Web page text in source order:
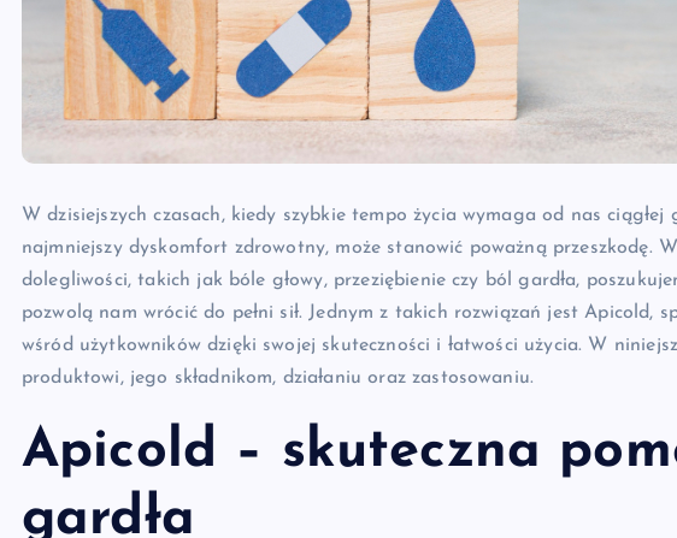
W dzisiejszych czasach, kiedy szybkie tempo życia wymaga od nas ciągłej
najmniejszy dyskomfort zdrowotny, może stanowić poważną przeszkodę.
dolegliwości, takich jak bóle głowy, przeziębienie czy ból gardła,
pozwolą nam wrócić do pełni sił. Jednym z takich rozwiązań jest Apicold,
wśród użytkowników dzięki swojej skuteczności i łatwości użycia. W
produktowi, jego składnikom, działaniu oraz zastosowaniu.
Apicold – skuteczna
gardła